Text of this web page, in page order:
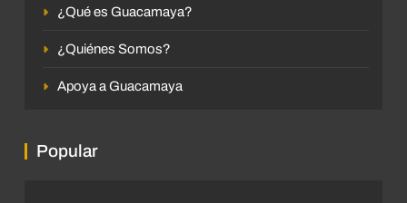
¿Qué es Guacamaya?
¿Quiénes Somos?
Apoya a Guacamaya
Popular